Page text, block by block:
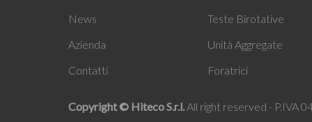
News
Azienda
Contatti
Teste Birotative
Unità Aggregate
Foratrici
Copyright © Hiteco S.r.l. All right reserved - P.IVA